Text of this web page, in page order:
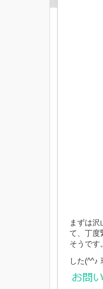
まずは
て、丁度
そうです
した(^^♪